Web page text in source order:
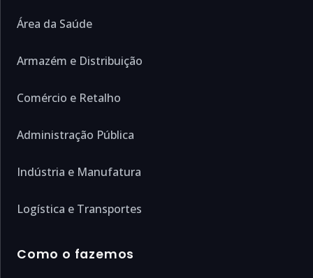
Área da Saúde
Armazém e Distribuição
Comércio e Retalho
Administração Pública
Indústria e Manufatura
Logística e Transportes
Como o fazemos